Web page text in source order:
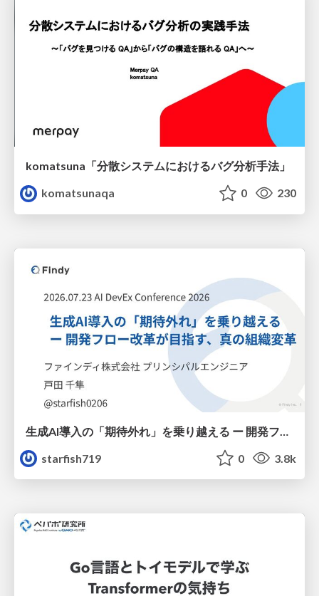
komatsuna「分散システムにおけるバグ分析手法」
komatsunaqa
0 230
starfish719
0 3.8k